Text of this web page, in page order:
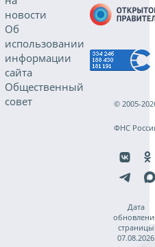
новости
Об
использовании
информации
сайта
Общественный
совет
© 2005-
ФНС
Дата
страницы
07.08.2026